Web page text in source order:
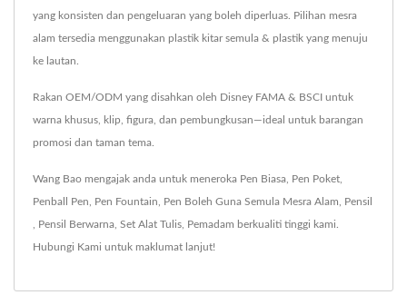
yang konsisten dan pengeluaran yang boleh diperluas. Pilihan mesra
alam tersedia menggunakan plastik kitar semula & plastik yang menuju
ke lautan.
Rakan OEM/ODM yang disahkan oleh Disney FAMA & BSCI untuk
warna khusus, klip, figura, dan pembungkusan—ideal untuk barangan
promosi dan taman tema.
Wang Bao mengajak anda untuk meneroka Pen Biasa, Pen Poket,
Penball Pen, Pen Fountain, Pen Boleh Guna Semula Mesra Alam, Pensil
, Pensil Berwarna, Set Alat Tulis, Pemadam berkualiti tinggi kami.
Hubungi Kami untuk maklumat lanjut!